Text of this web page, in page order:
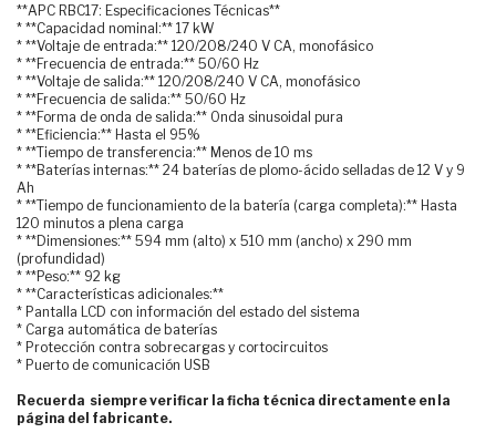
**APC RBC17: Especificaciones Técnicas**
* **Capacidad nominal:** 17 kW
* **Voltaje de entrada:** 120/208/240 V CA, monofásico
* **Frecuencia de entrada:** 50/60 Hz
* **Voltaje de salida:** 120/208/240 V CA, monofásico
* **Frecuencia de salida:** 50/60 Hz
* **Forma de onda de salida:** Onda sinusoidal pura
* **Eficiencia:** Hasta el 95%
* **Tiempo de transferencia:** Menos de 10 ms
* **Baterías internas:** 24 baterías de plomo-ácido selladas de 12 V y 9
Ah
* **Tiempo de funcionamiento de la batería (carga completa):** Hasta
120 minutos a plena carga
* **Dimensiones:** 594 mm (alto) x 510 mm (ancho) x 290 mm
(profundidad)
* **Peso:** 92 kg
* **Características adicionales:**
* Pantalla LCD con información del estado del sistema
* Carga automática de baterías
* Protección contra sobrecargas y cortocircuitos
* Puerto de comunicación USB
Recuerda siempre verificar la ficha técnica directamente en la
página del fabricante.